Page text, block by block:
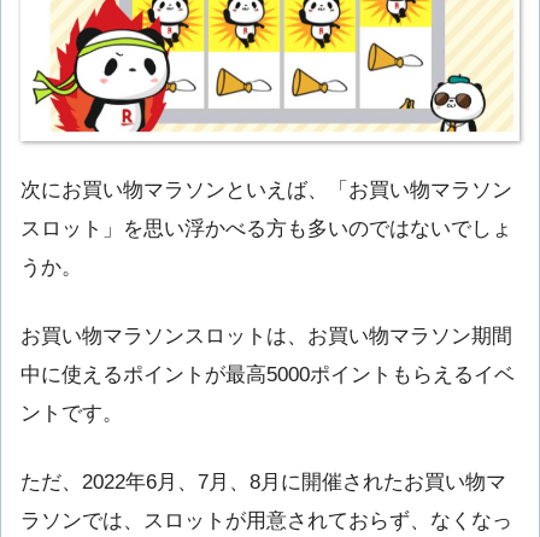
次にお買い物マラソンといえば、「お買い物マラソン
スロット」を思い浮かべる方も多いのではないでしょ
うか。
お買い物マラソンスロットは、お買い物マラソン期間
中に使えるポイントが最高5000ポイントもらえるイベ
ントです。
ただ、2022年6月、7月、8月に開催されたお買い物マ
ラソンでは、スロットが用意されておらず、なくなっ